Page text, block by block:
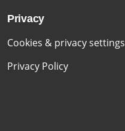
Privacy
Cookies & privacy settings
Privacy Policy